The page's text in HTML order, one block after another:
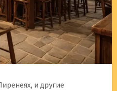
и другие